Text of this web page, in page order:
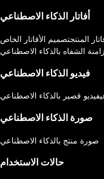
أفاتار الذكاء الاصطناعي
المنتجتصميم الأفاتار الخاص
الشفاه بالذكاء الاصطناعي
فيديو الذكاء الاصطناعي
فيديو قصير بالذكاء الاصطناعي
صورة الذكاء الاصطناعي
صورة منتج بالذكاء الاصطناعي
حالات الاستخدام